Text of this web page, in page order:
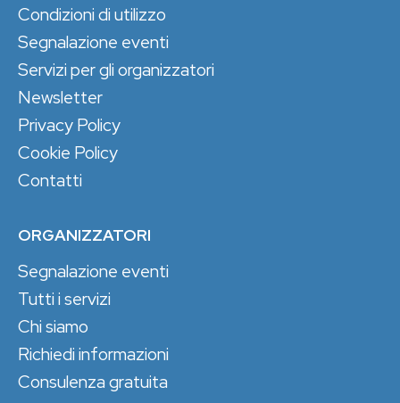
Condizioni di utilizzo
Segnalazione eventi
Servizi per gli organizzatori
Newsletter
Privacy Policy
Cookie Policy
Contatti
ORGANIZZATORI
Segnalazione eventi
Tutti i servizi
Chi siamo
Richiedi informazioni
Consulenza gratuita